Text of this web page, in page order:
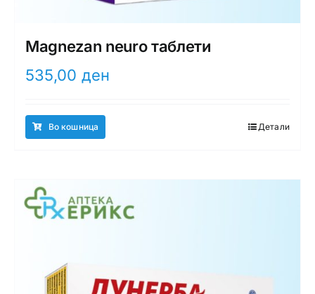
Magnezan neuro таблети
535,00 ден
Во кошница Детали